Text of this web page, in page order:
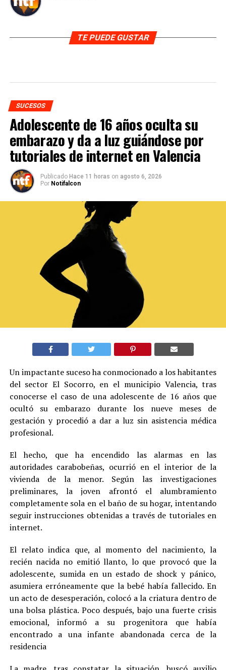
TE PUEDE GUSTAR
SUCESOS
Adolescente de 16 años oculta su
embarazo y da a luz guiándose por
tutoriales de internet en Valencia
Publicado Hace 11 horas on agosto 6, 2026
Por Notifalcon
Un impactante suceso ha conmocionado a los habitantes
del sector El Socorro, en el municipio Valencia, tras
conocerse el caso de una adolescente de 16 años que
ocultó su embarazo durante los nueve meses de
gestación y procedió a dar a luz sin asistencia médica
profesional.
El hecho, que ha encendido las alarmas en las
autoridades carabobeñas, ocurrió en el interior de la
vivienda de la menor. Según las investigaciones
preliminares, la joven afrontó el alumbramiento
completamente sola en el baño de su hogar, intentando
seguir instrucciones obtenidas a través de tutoriales en
internet.
El relato indica que, al momento del nacimiento, la
recién nacida no emitió llanto, lo que provocó que la
adolescente, sumida en un estado de shock y pánico,
asumiera erróneamente que la bebé había fallecido. En
un acto de desesperación, colocó a la criatura dentro de
una bolsa plástica. Poco después, bajo una fuerte crisis
emocional, informó a su progenitora que había
encontrado a una infante abandonada cerca de la
residencia